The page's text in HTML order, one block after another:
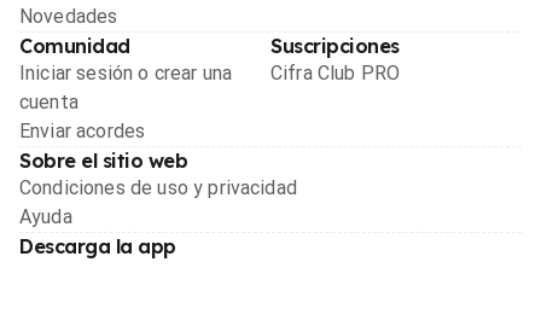
Novedades
Comunidad
Iniciar sesión o crear una
cuenta
Enviar acordes
Suscripciones
Cifra Club PRO
Sobre el sitio web
Condiciones de uso y privacidad
Ayuda
Descarga la app